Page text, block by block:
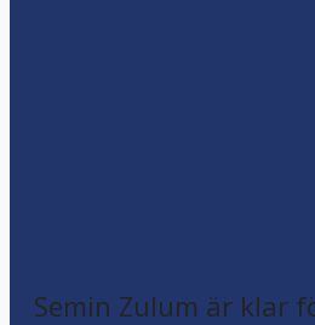
Semin Zulum är klar